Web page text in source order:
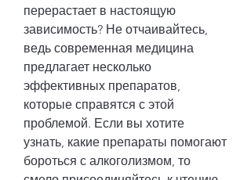
перерастает в настоящую
зависимость? Не отчаивайтесь,
ведь современная медицина
предлагает несколько
эффективных препаратов,
которые справятся с этой
проблемой. Если вы хотите
узнать, какие препараты помогают
бороться с алкоголизмом, то